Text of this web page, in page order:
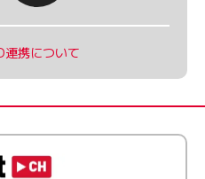
連携について